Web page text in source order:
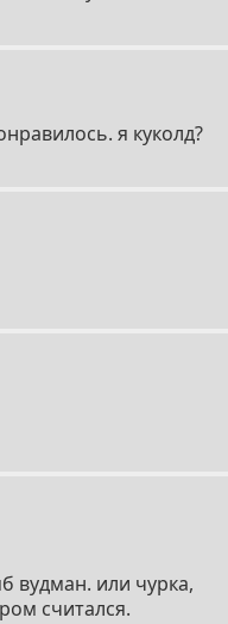
я куколд?
вудман. или чурка,
считался.